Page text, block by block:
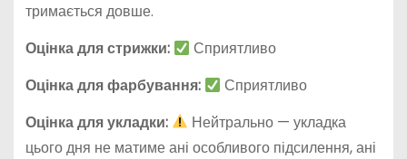
тримається довше.
Оцінка для стрижки:
Сприятливо
Оцінка для фарбування:
Сприятливо
Оцінка для укладки:
Нейтрально — укладка
цього дня не матиме ані особливого підсилення, ані